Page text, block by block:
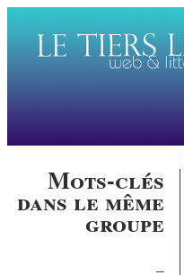
Mots-clés
dans le même
groupe